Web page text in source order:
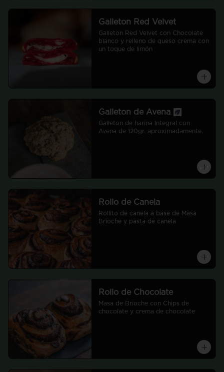
Galleton Red Velvet
Galleton Red Velvet con Chocolate
blanco y relleno de queso crema con
un toque de limón
Galleton de Avena
Galleton de harina Integral con
Avena de 120gr. aproximadamente.
Rollo de Canela
Rollito de canela a base de Masa
Brioche y pasta de canela
Rollo de Chocolate
Masa de Brioche con Chips de
chocolate y crema de chocolate